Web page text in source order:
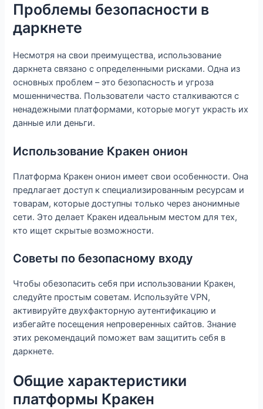
Проблемы безопасности в
даркнете
Несмотря на свои преимущества, использование
даркнета связано с определенными рисками. Одна из
основных проблем – это безопасность и угроза
мошенничества. Пользователи часто сталкиваются с
ненадежными платформами, которые могут украсть их
данные или деньги.
Использование Кракен онион
Платформа Кракен онион имеет свои особенности. Она
предлагает доступ к специализированным ресурсам и
товарам, которые доступны только через анонимные
сети. Это делает Кракен идеальным местом для тех,
кто ищет скрытые возможности.
Советы по безопасному входу
Чтобы обезопасить себя при использовании Кракен,
следуйте простым советам. Используйте VPN,
активируйте двухфакторную аутентификацию и
избегайте посещения непроверенных сайтов. Знание
этих рекомендаций поможет вам защитить себя в
даркнете.
Общие характеристики
платформы Кракен